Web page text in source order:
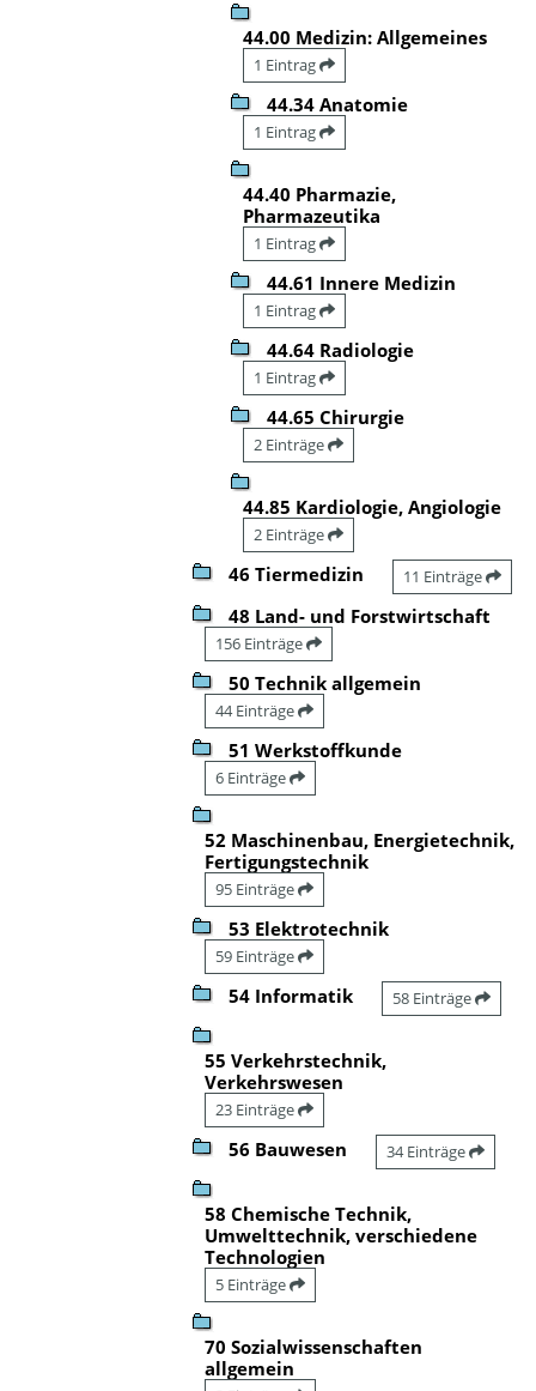
44.00 Medizin: Allgemeines
1 Eintrag
44.34 Anatomie
1 Eintrag
44.40 Pharmazie,
Pharmazeutika
1 Eintrag
44.61 Innere Medizin
1 Eintrag
44.64 Radiologie
1 Eintrag
44.65 Chirurgie
2 Einträge
44.85 Kardiologie, Angiologie
2 Einträge
46 Tiermedizin 11 Einträge
48 Land- und Forstwirtschaft
156 Einträge
50 Technik allgemein
44 Einträge
51 Werkstoffkunde
6 Einträge
52 Maschinenbau, Energietechnik,
Fertigungstechnik
95 Einträge
53 Elektrotechnik
59 Einträge
54 Informatik 58 Einträge
55 Verkehrstechnik,
Verkehrswesen
23 Einträge
56 Bauwesen 34 Einträge
58 Chemische Technik,
Umwelttechnik, verschiedene
Technologien
5 Einträge
70 Sozialwissenschaften
allgemein